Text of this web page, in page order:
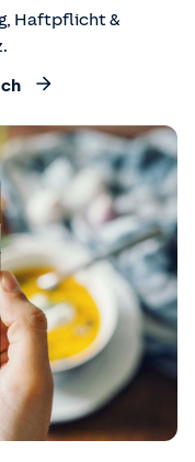
Haftpflicht &